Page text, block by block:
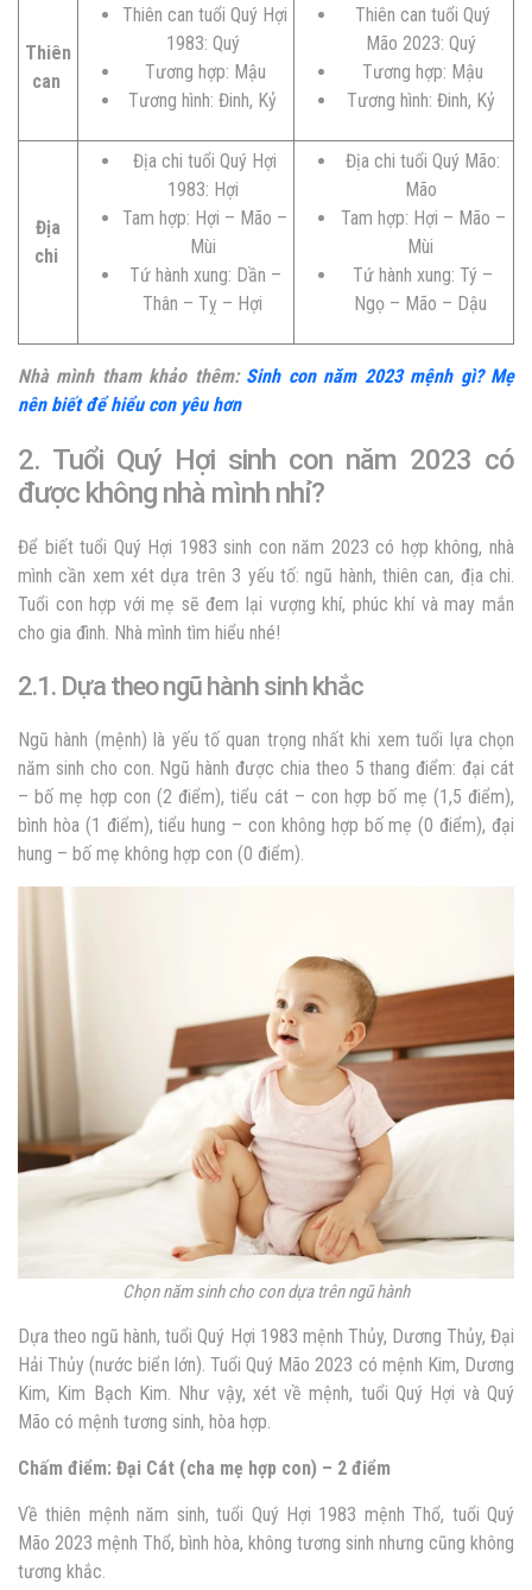
Thiên
can
Thiên can tuổi Quý Hợi
1983: Quý
Tương hợp: Mậu
Tương hình: Đinh, Kỷ
Thiên can tuổi Quý
Mão 2023: Quý
Tương hợp: Mậu
Tương hình: Đinh, Kỷ
Địa
chi
Địa chi tuổi Quý Hợi
1983: Hợi
Tam hợp: Hợi – Mão –
Mùi
Tứ hành xung: Dần –
Thân – Tỵ – Hợi
Địa chi tuổi Quý Mão:
Mão
Tam hợp: Hợi – Mão –
Mùi
Tứ hành xung: Tý –
Ngọ – Mão – Dậu
Nhà mình tham khảo thêm: Sinh con năm 2023 mệnh gì? Mẹ
nên biết để hiểu con yêu hơn
2. Tuổi Quý Hợi sinh con năm 2023 có
được không nhà mình nhỉ?
Để biết tuổi Quý Hợi 1983 sinh con năm 2023 có hợp không, nhà
mình cần xem xét dựa trên 3 yếu tố: ngũ hành, thiên can, địa chi.
Tuổi con hợp với mẹ sẽ đem lại vượng khí, phúc khí và may mắn
cho gia đình. Nhà mình tìm hiểu nhé!
2.1. Dựa theo ngũ hành sinh khắc
Ngũ hành (mệnh) là yếu tố quan trọng nhất khi xem tuổi lựa chọn
năm sinh cho con. Ngũ hành được chia theo 5 thang điểm: đại cát
– bố mẹ hợp con (2 điểm), tiểu cát – con hợp bố mẹ (1,5 điểm),
bình hòa (1 điểm), tiểu hung – con không hợp bố mẹ (0 điểm), đại
hung – bố mẹ không hợp con (0 điểm).
Chọn năm sinh cho con dựa trên ngũ hành
Dựa theo ngũ hành, tuổi Quý Hợi 1983 mệnh Thủy, Dương Thủy, Đại
Hải Thủy (nước biển lớn). Tuổi Quý Mão 2023 có mệnh Kim, Dương
Kim, Kim Bạch Kim. Như vậy, xét về mệnh, tuổi Quý Hợi và Quý
Mão có mệnh tương sinh, hòa hợp.
Chấm điểm: Đại Cát (cha mẹ hợp con) – 2 điểm
Về thiên mệnh năm sinh, tuổi Quý Hợi 1983 mệnh Thổ, tuổi Quý
Mão 2023 mệnh Thổ, bình hòa, không tương sinh nhưng cũng không
tương khắc.